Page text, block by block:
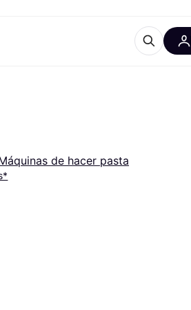
de hacer pasta